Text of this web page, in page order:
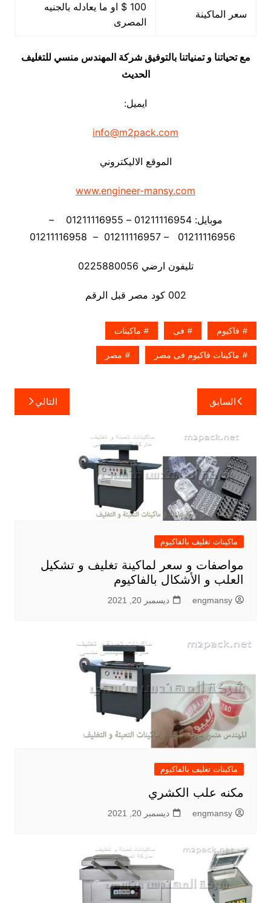
سعر الماكينة
100 $ او ما يعادله بالجنيه
المصرى
مع تحياتنا و تمنياتنا بالتوفيق شركة المهندس منسي للتغليف
الحديث
ايميل:
info@m2pack.com
الموقع الاليكتروني
www.engineer-mansy.com
موبايل: 01211116954 – 01211116955 –
تليفون ارضي 0225880056
002 كود مصر قبل الرقم
فاكيوم فى ماكينات
ماكينات فاكيوم فى مصر مصر
تصفّح
المقالات
السابق التالي
ماكينات تغليف بالفاكيوم
مواصفات و سعر لماكينة تغليف و تشكيل
العلب و الأشكال بالفاكيوم
engmansy ديسمبر 20, 2021
ماكينات تغليف بالفاكيوم
مكنه علب الكشري
engmansy ديسمبر 20, 2021